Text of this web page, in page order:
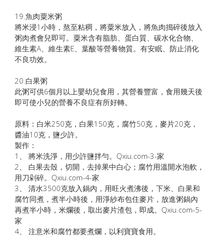
19.魚肉粟米粥
將米浸1小時，熬至粘稠，將粟米放入，將魚肉搗碎後放入
粥肉煮會兒即可。粟米含有脂肪、蛋白質、碳水化合物、
維生素A、維生素E、葉酸等營養物質。有安眠、防止消化
不良功效。
20.白果粥
此粥可供6個月以上嬰幼兒食用，其營養豐富，食用幾天後
即可使小兒的營養不良症有所好轉。
原料：白米250克，白果150克，腐竹50克，麥片20克，
醬油10克，鹽少許。
製作：
1、 將米洗淨，用少許鹽拌勻。Qxiu.com-3-家
2、 白果去殼，切開，去掉果中白心；腐竹用溫開水泡軟，
用刀剁碎。Qxiu.com-4-家
3、 清水3500克放入鍋內，用旺火煮沸後，下米、白果和
腐竹同煮，煮半小時後，用淨紗布包住麥片，放進粥鍋內
再煮半小時，米爛後，取出麥片渣包，即成。Qxiu.com-5-
家
4、 注意米和腐竹都要煮爛，以利寶寶食用。